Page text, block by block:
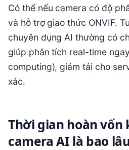
Có thể nếu camera có độ
và hỗ trợ giao thức ONVIF.
chuyên dụng AI thường có
giúp phân tích real-time
computing), giảm tải cho
xác.
Thời gian hoàn
camera AI là bao